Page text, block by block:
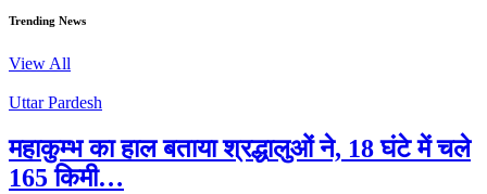
Trending News
View All
Uttar Pardesh
महाकुम्भ का हाल बताया श्रद्धालुओं ने, 18 घंटे में चले
165 किमी…